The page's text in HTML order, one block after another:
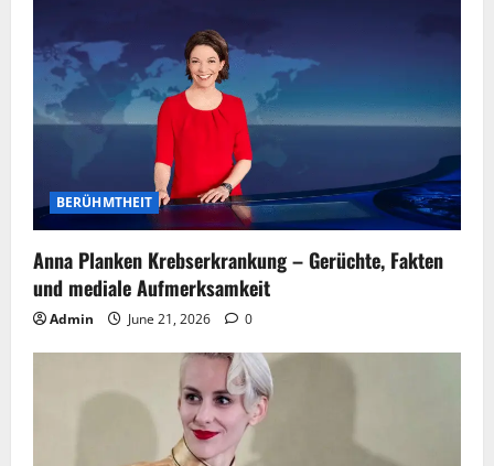
BERÜHMTHEIT
Anna Planken Krebserkrankung – Gerüchte, Fakten
und mediale Aufmerksamkeit
Admin June 21, 2026 0